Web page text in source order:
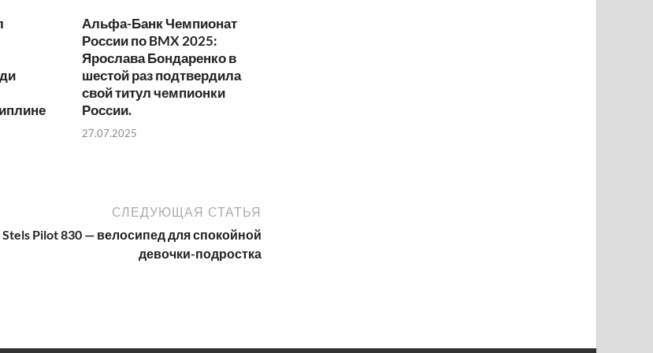
Альфа-Банк Чемпионат
России по BMX 2025:
Ярослава Бондаренко в
шестой раз подтвердила
свой титул чемпионки
России.
27.07.2025
СЛЕДУЮЩАЯ СТАТЬЯ
Stels Pilot 830 — велосипед для спокойной
девочки-подростка